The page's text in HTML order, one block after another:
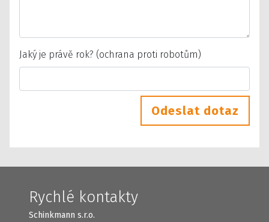
Jaký je právě rok? (ochrana proti robotům)
Odeslat dotaz
Rychlé kontakty
Schinkmann s.r.o.